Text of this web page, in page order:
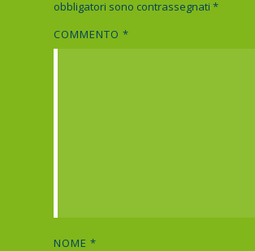
obbligatori sono contrassegnati*
COMMENTO*
NOME*